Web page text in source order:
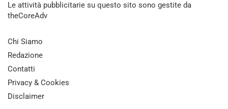
Le attività pubblicitarie su questo sito sono gestite da
theCoreAdv
Chi Siamo
Redazione
Contatti
Privacy & Cookies
Disclaimer